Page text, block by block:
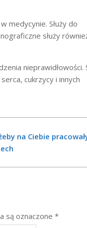
medycynie. Służy do
służy
nieprawidłowości.
cukrzycy i innych
na Ciebie
są oznaczone *